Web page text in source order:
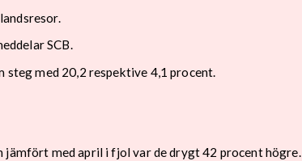
SCB.
steg med 20,2 respektive 4,1 procent.
jämfört med april i fjol var de drygt 42 procent högre.